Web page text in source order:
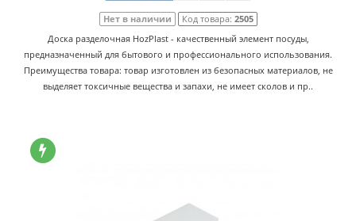
Нет в наличии Код товара: 2505
Доска разделочная HozPlast - качественный элемент посуды,
предназначенный для бытового и профессионального использования.
Преимущества товара: товар изготовлен из безопасных материалов, не
выделяет токсичные вещества и запахи, не имеет сколов и пр..